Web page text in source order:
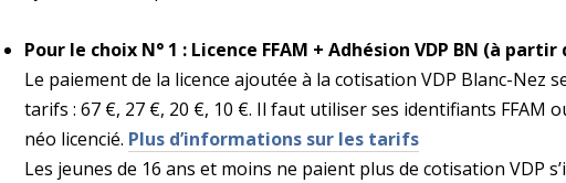
Pour le choix N° 1 : Licence FFAM + Adhésion VDP BN (à
Le paiement de la licence ajoutée à la cotisation VDP Blanc-Nez
tarifs : 67 €, 27 €, 20 €, 10 €. Il faut utiliser ses identifiants FFAM
néo licencié. Plus d’informations sur les tarifs
Les jeunes de 16 ans et moins ne paient plus de cotisation VDP